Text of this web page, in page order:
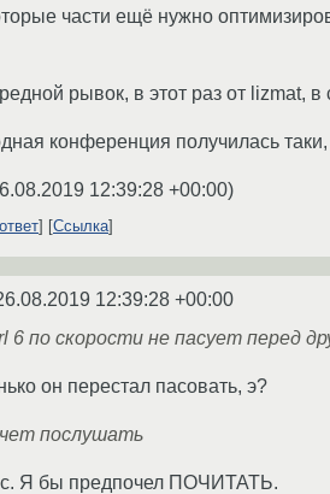
части ещё нужно
рывок, в этот раз от lizmat,
конференция получилась
12:39:28 +00:00)
Ссылка
12:39:28 +00:00
6 по скорости не пасует перед
он перестал пасовать, э?
послушать
с. Я бы предпочел ПОЧИТАТЬ.